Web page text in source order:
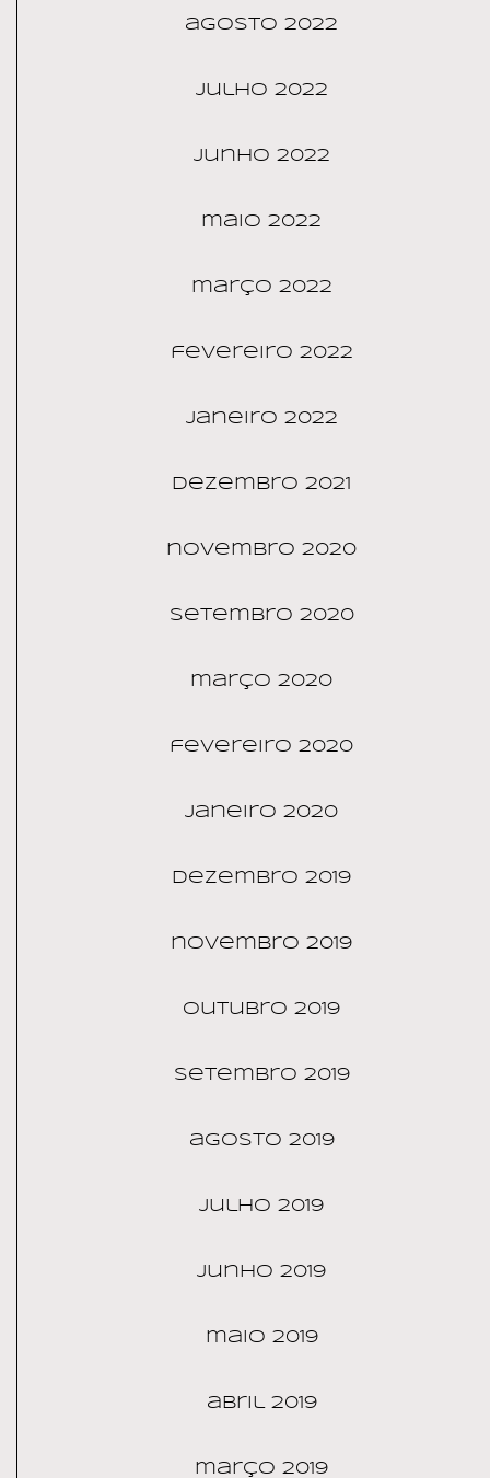
agosto 2022
julho 2022
junho 2022
maio 2022
março 2022
fevereiro 2022
janeiro 2022
dezembro 2021
novembro 2020
setembro 2020
março 2020
fevereiro 2020
janeiro 2020
dezembro 2019
novembro 2019
outubro 2019
setembro 2019
agosto 2019
julho 2019
junho 2019
maio 2019
abril 2019
março 2019